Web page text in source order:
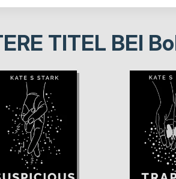
TITEL BEI